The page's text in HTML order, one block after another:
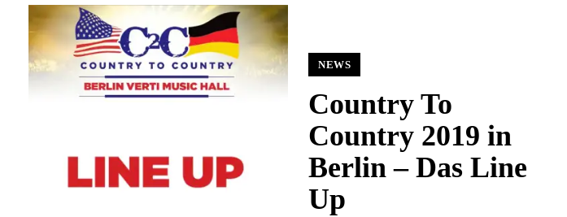
NEWS
Country To
Country 2019 in
Berlin – Das Line
Up